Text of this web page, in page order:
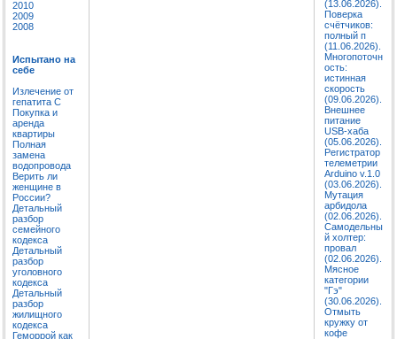
2010
2009
2008
Испытано на
себе
Излечение от
гепатита C
Покупка и
аренда
квартиры
Полная
замена
водопровода
Верить ли
женщине в
России?
Детальный
разбор
семейного
кодекса
Детальный
разбор
уголовного
кодекса
Детальный
разбор
жилищного
кодекса
Геморрой как
(13.06.2026).
Поверка
счётчиков:
полный п
(11.06.2026).
Многопоточн
ость:
истинная
скорость
(09.06.2026).
Внешнее
питание
USB-хаба
(05.06.2026).
Регистратор
телеметрии
Arduino v.1.0
(03.06.2026).
Мутация
арбидола
(02.06.2026).
Самодельны
й холтер:
провал
(02.06.2026).
Мясное
категории
"Гэ"
(30.06.2026).
Отмыть
кружку от
кофе